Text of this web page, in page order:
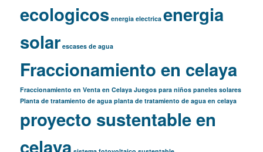
ecologicos energia electrica energia
solar escases de agua
Fraccionamiento en celaya
Fraccionamiento en Venta en Celaya Juegos para niños paneles solares
Planta de tratamiento de agua planta de tratamiento de agua en celaya
proyecto sustentable en
celaya